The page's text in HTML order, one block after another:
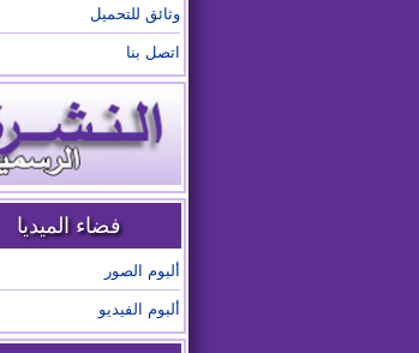
وثائق للتحميل
اتصل بنا
فضاء الميديا
ألبوم الصور
ألبوم الفيديو